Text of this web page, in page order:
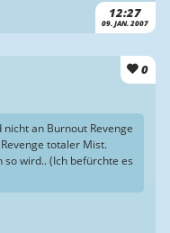
12:27
09. JAN. 2007
0
an Burnout Revenge
totaler Mist.
wird.. (Ich befürchte es